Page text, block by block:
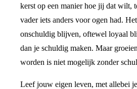
kerst op een manier hoe jij dat wilt,
vader iets anders voor ogen had.
onschuldig blijven, oftewel loyaal
dan je schuldig maken. Maar
worden is niet mogelijk zonder
Leef jouw eigen leven, met allebei